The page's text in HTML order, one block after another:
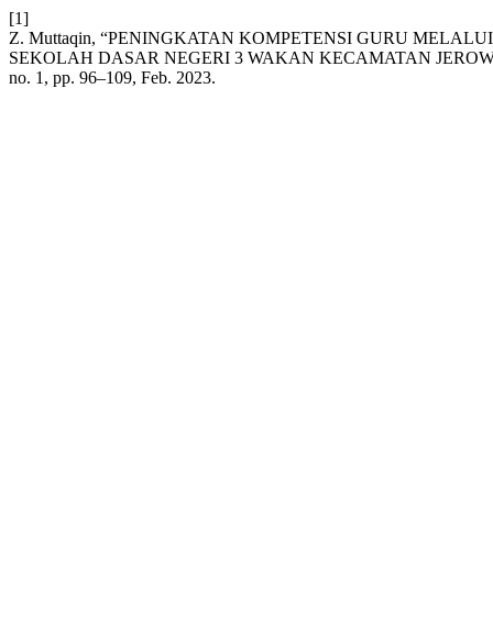
[1]
Z. Muttaqin, “PENINGKATAN KOMPETENSI GURU
SEKOLAH DASAR NEGERI 3 WAKAN KECAMATAN
no. 1, pp. 96–109, Feb. 2023.